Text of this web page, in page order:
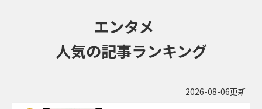
エンタメ
人気の記事ランキング
2026-08-06更新